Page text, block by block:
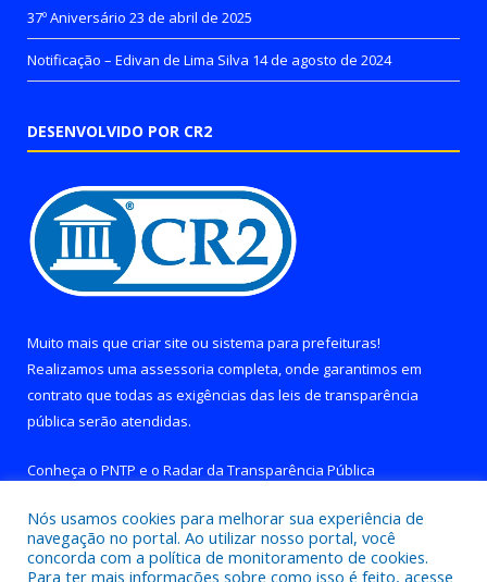
37º Aniversário 23 de abril de 2025
Notificação – Edivan de Lima Silva 14 de agosto de 2024
DESENVOLVIDO POR CR2
Muito mais que criar site ou sistema para prefeituras!
Realizamos uma assessoria completa, onde garantimos em
contrato que todas as exigências das leis de transparência
pública serão atendidas.
Conheça o PNTP e o Radar da Transparência Pública
Nós usamos cookies para melhorar sua experiência de
navegação no portal. Ao utilizar nosso portal, você
concorda com a política de monitoramento de cookies.
Para ter mais informações sobre como isso é feito, acesse